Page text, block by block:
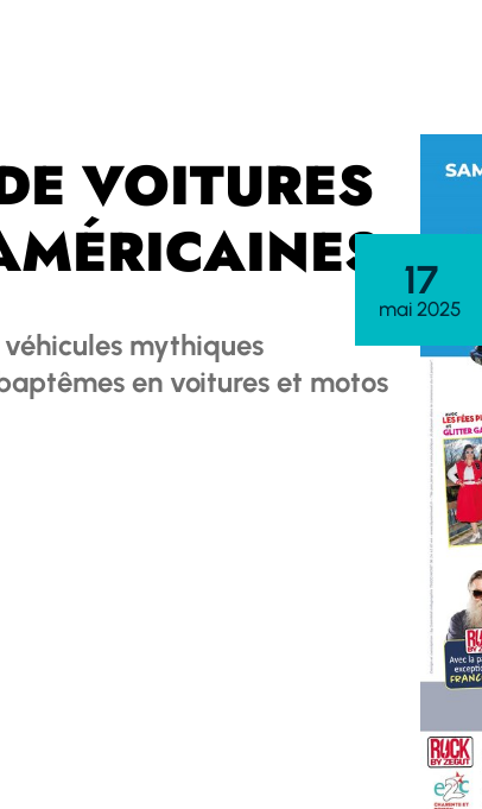
VOITURES
véhicules mythiques
en voitures et motos
17
mai 2025